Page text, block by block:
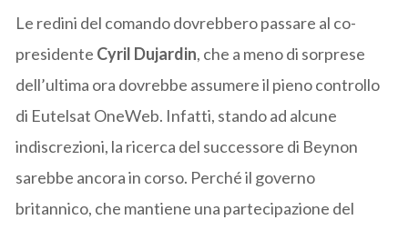
Le redini del comando dovrebbero passare al co-
presidente Cyril Dujardin, che a meno di sorprese
dell’ultima ora dovrebbe assumere il pieno controllo
di Eutelsat OneWeb. Infatti, stando ad alcune
indiscrezioni, la ricerca del successore di Beynon
sarebbe ancora in corso. Perché il governo
britannico, che mantiene una partecipazione del